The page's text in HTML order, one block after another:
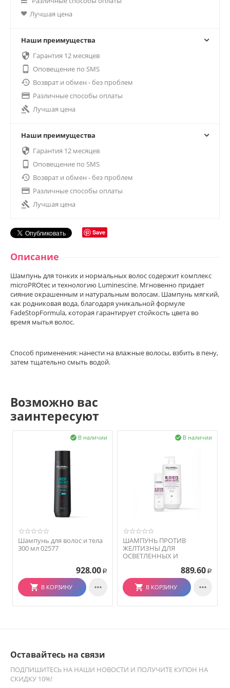
Лучшая цена
Наши преимущества
 Гарантия 12 месяцев

Оповещение по SMS
 Возврат и обмен - без проблем
 Различные способы оплаты
 Лучшая цена
Наши преимущества
 Гарантия 12 месяцев

Оповещение по SMS
 Возврат и обмен - без проблем
 Различные способы оплаты
 Лучшая цена
Save
Описание
Шампунь для тонких и нормальных волос содержит комплекс
microPROtec и технологию Luminescine. Мгновенно придает
сияние окрашенным и натуральным волосам. Шампунь мягкий,
как родниковая вода, благодаря уникальной формуле
FadeStopFormula, которая гарантирует стойкость цвета во
время мытья волос.
Способ применения: нанести на влажные волосы, взбить в пену,
затем тщательно смыть водой.
Возможно вас
заинтересуют
В наличии

Шампунь для волос и тела
300 мл 02577
928.00 Р
В КОРЗИНУ 
В наличии

ШАМПУНЬ ПРОТИВ
ЖЕЛТИЗНЫ ДЛЯ
ОСВЕТЛЕННЫХ И
GOLDWELL DUALSENSES
BLONDES & HIGHLIGHTS
ANTI-BRASSINESS SHAMPOO
889.60 Р
В КОРЗИНУ 
Оставайтесь на связи
ПОДПИШИТЕСЬ НА НАШИ НОВОСТИ И ПОЛУЧИТЕ КУПОН НА
СКИДКУ 10%!